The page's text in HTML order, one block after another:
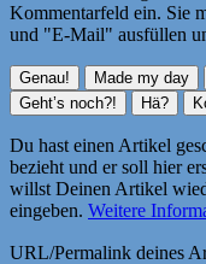
Kommentarfeld ein. Sie
und "E-Mail" ausfüllen
Du hast einen Artikel
bezieht und er soll hier
willst Deinen Artikel
eingeben. Weitere
URL/Permalink deines